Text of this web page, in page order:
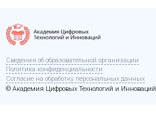
Сведения об образовательной организации
Политика конфиденциальности
Согласие на обработку персональных данных
© Академия Цифровых Технологий и Инноваций